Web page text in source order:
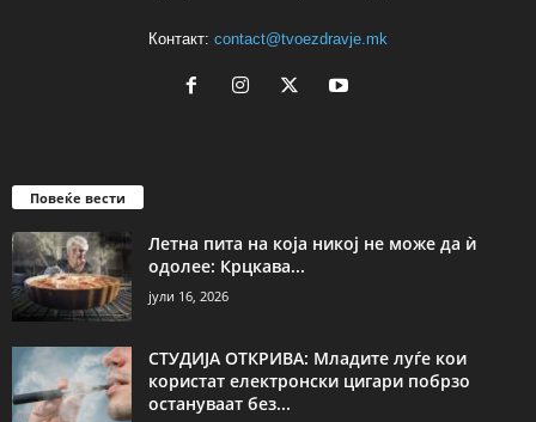
Контакт: contact@tvoezdravje.mk
Повеќе вести
Летна пита на која никој не може да ѝ
одолее: Крцкава...
јули 16, 2026
СТУДИЈА ОТКРИВА: Младите луѓе кои
користат електронски цигари побрзо
остануваат без...